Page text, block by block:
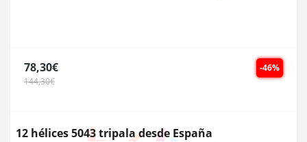
-46%
78,30€
144,30€
12 hélices 5043 tripala desde España